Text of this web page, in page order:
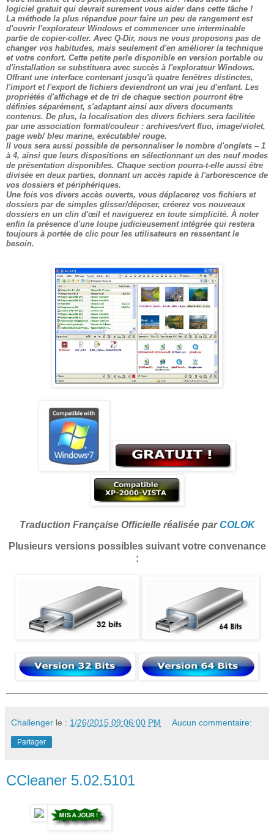
logiciel gratuit qui devrait surement vous aider dans cette tâche !
La méthode la plus répandue pour faire un peu de rangement est
d'ouvrir l'explorateur Windows et commencer une interminable
partie de copier-coller. Avec Q-Dir, nous ne vous proposons pas de
changer vos habitudes, mais seulement d'en améliorer la technique
et votre confort. Cette petite perle disponible en version portable ou
d'installation se substituera avec succès à l'explorateur Windows.
Offrant une interface contenant jusqu'à quatre fenêtres distinctes,
l'import et l'export de fichiers deviendront un vrai jeu d'enfant. Les
propriétés d'affichage et de tri de chaque section pourront être
définies séparément, s'adaptant ainsi aux divers documents
contenus. De plus, la localisation des divers fichiers sera facilitée
par une association format/couleur : archives/vert fluo, image/violet,
page web/ bleu marine, exécutable/ rouge.
Il vous sera aussi possible de personnaliser le nombre d'onglets – 1
à 4, ainsi que leurs dispositions en sélectionnant un des neuf modes
de présentation disponibles. Chaque section pourra-t-elle aussi être
divisée en deux parties, donnant un accès rapide à l'arborescence de
vos dossiers et périphériques.
Une fois vos divers accès ouverts, vous déplacerez vos fichiers et
dossiers par de simples glisser/déposer, créerez vos nouveaux
dossiers en un clin d'œil et naviguerez en toute simplicité. À noter
enfin la présence d'une loupe judicieusement intégrée qui restera
toujours à portée de clic pour les utilisateurs en ressentant le
besoin.
Traduction Française Officielle réalisée parCOLOK
Plusieurs versions possibles suivant votre convenance
:
Challenger le : 1/26/2015 09:06:00 PM Aucun commentaire:
Partager
CCleaner 5.02.5101